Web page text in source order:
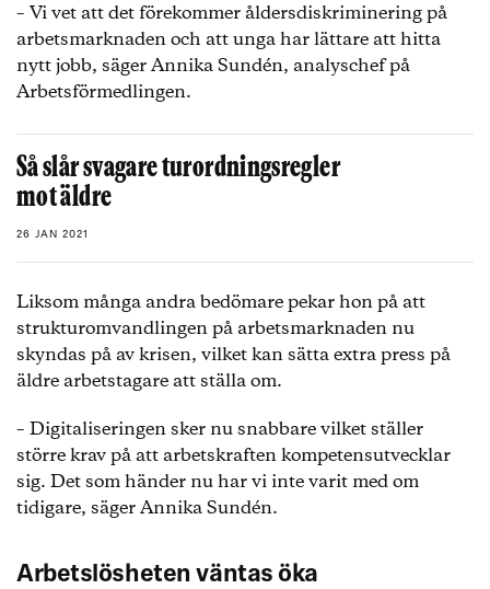
– Vi vet att det förekommer åldersdiskriminering på
arbetsmarknaden och att unga har lättare att hitta
nytt jobb, säger Annika Sundén, analyschef på
Arbetsförmedlingen.
Så slår svagare turordningsregler
mot äldre
26 JAN 2021
Liksom många andra bedömare pekar hon på att
strukturomvandlingen på arbetsmarknaden nu
skyndas på av krisen, vilket kan sätta extra press på
äldre arbetstagare att ställa om.
– Digitaliseringen sker nu snabbare vilket ställer
större krav på att arbetskraften kompetensutvecklar
sig. Det som händer nu har vi inte varit med om
tidigare, säger Annika Sundén.
Arbetslösheten väntas öka